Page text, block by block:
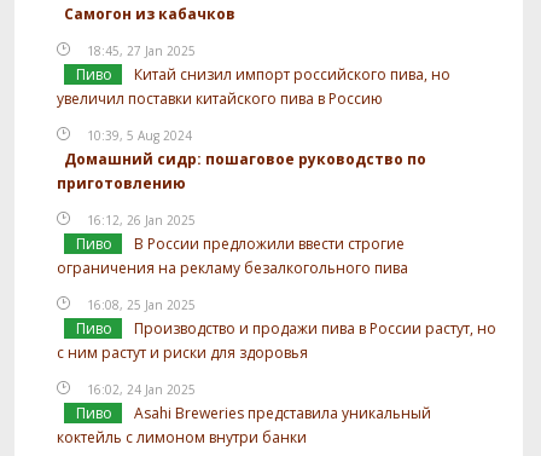
Самогон из кабачков
18:45, 27 Jan 2025
Пиво
Китай снизил импорт российского пива, но
увеличил поставки китайского пива в Россию
10:39, 5 Aug 2024
Домашний сидр: пошаговое руководство по
приготовлению
16:12, 26 Jan 2025
Пиво
В России предложили ввести строгие
ограничения на рекламу безалкогольного пива
16:08, 25 Jan 2025
Пиво
Производство и продажи пива в России растут, но
с ним растут и риски для здоровья
16:02, 24 Jan 2025
Пиво
Asahi Breweries представила уникальный
коктейль с лимоном внутри банки